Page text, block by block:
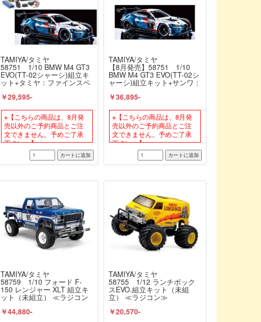
TAMIYA/タミヤ
58751 1/10 BMW M4 GT3
EVO(TT-02シャーシ)組立キ
ット+タミヤ：ファインスペ
（未組立） ≪ラジコン≫
￥29,595-
※【こちらの商品は、8月発
売以外のご予約商品とご注
文できません。予めご了承
下さい。】
TAMIYA/タミヤ
【8月発売】58751 1/10
BMW M4 GT3 EVO(TT-02シ
ャーシ)組立キット+サンワ：
きオリジナルフルセット
￥36,895-
※【こちらの商品は、8月発
売以外のご予約商品とご注
文できません。予めご了承
下さい。】
TAMIYA/タミヤ
58759 1/10 フォード F-
150 レンジャー XLT 組立キ
ット（未組立） ≪ラジコン
￥44,880-
TAMIYA/タミヤ
58755 1/12 ランチボック
スEVO.組立キット（未組
立） ≪ラジコン≫
￥20,570-